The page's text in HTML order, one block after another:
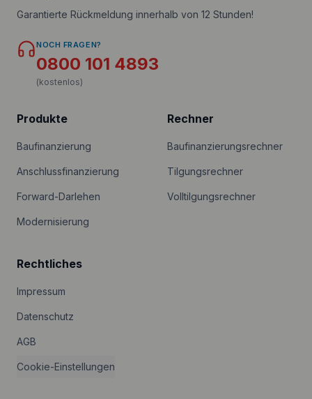
Garantierte Rückmeldung innerhalb von 12 Stunden!
NOCH FRAGEN?
0800 101 4893
(kostenlos)
Produkte
Baufinanzierung
Anschlussfinanzierung
Forward-Darlehen
Modernisierung
Rechner
Baufinanzierungsrechner
Tilgungsrechner
Volltilgungsrechner
Rechtliches
Impressum
Datenschutz
AGB
Cookie-Einstellungen